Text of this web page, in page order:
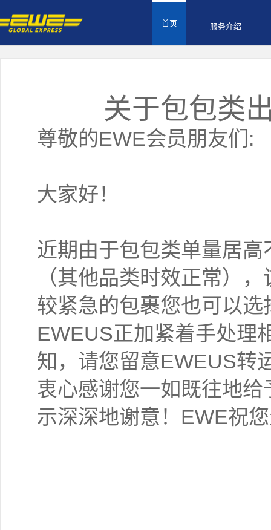
首页 服务介绍
关于包包类
尊敬的EWE会员朋友们:
大家好！
近期由于包包类单量居
（其他品类时效正常）
较紧急的包裹您也可以选
EWEUS正加紧着手处理
知，请您留意EWEUS转
衷心感谢您一如既往地
示深深地谢意！EWE祝